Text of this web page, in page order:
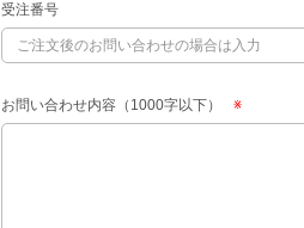
受注番号
お問い合わせ内容（1000字以下） ※